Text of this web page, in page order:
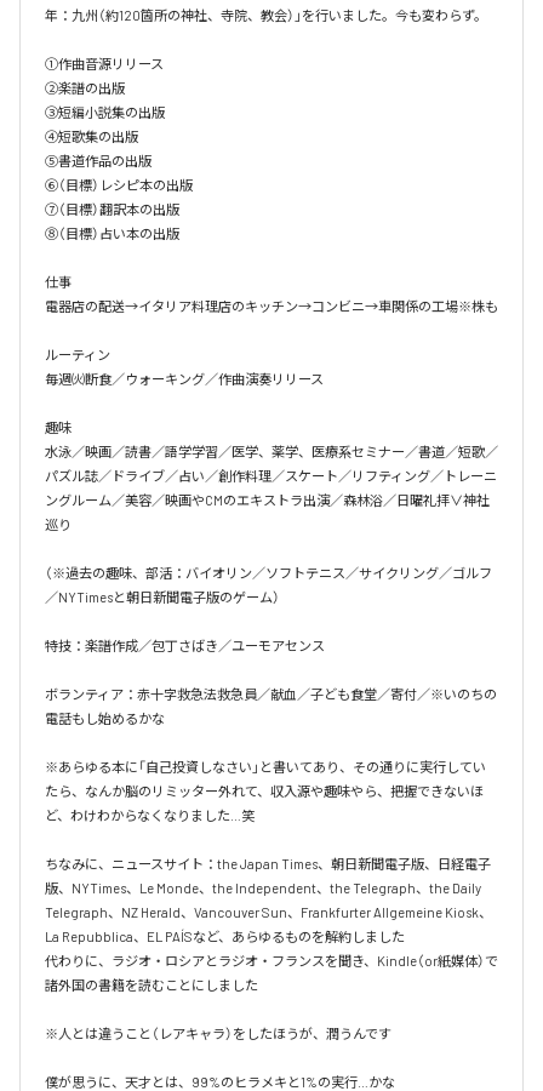
年：九州（約120箇所の神社、寺院、教会）」を行いました。今も変わらず。
①作曲音源リリース
②楽譜の出版
③短編小説集の出版
④短歌集の出版
⑤書道作品の出版
⑥（目標）レシピ本の出版
⑦（目標）翻訳本の出版
⑧（目標）占い本の出版
仕事
電器店の配送→イタリア料理店のキッチン→コンビニ→車関係の工場※株も
ルーティン
毎週㈫断食／ウォーキング／作曲演奏リリース
趣味
水泳／映画／読書／語学学習／医学、薬学、医療系セミナー／書道／短歌／
パズル誌／ドライブ／占い／創作料理／スケート／リフティング／トレーニ
ングルーム／美容／映画やCMのエキストラ出演／森林浴／日曜礼拝∨神社
巡り
（※過去の趣味、部活：バイオリン／ソフトテニス／サイクリング／ゴルフ
／NYTimesと朝日新聞電子版のゲーム）
特技：楽譜作成／包丁さばき／ユーモアセンス
ボランティア：赤十字救急法救急員／献血／子ども食堂／寄付／※いのちの
電話もし始めるかな
※あらゆる本に「自己投資しなさい」と書いてあり、その通りに実行してい
たら、なんか脳のリミッター外れて、収入源や趣味やら、把握できないほ
ど、わけわからなくなりました…笑
ちなみに、ニュースサイト：the Japan Times、朝日新聞電子版、日経電子
版、NYTimes、Le Monde、the Independent、the Telegraph、the Daily
Telegraph、NZ Herald、Vancouver Sun、Frankfurter Allgemeine Kiosk、
La Repubblica、EL PAÍSなど、あらゆるものを解約しました
代わりに、ラジオ・ロシアとラジオ・フランスを聞き、Kindle（or紙媒体）で
諸外国の書籍を読むことにしました
※人とは違うこと（レアキャラ）をしたほうが、潤うんです
僕が思うに、天才とは、99%のヒラメキと1%の実行…かな